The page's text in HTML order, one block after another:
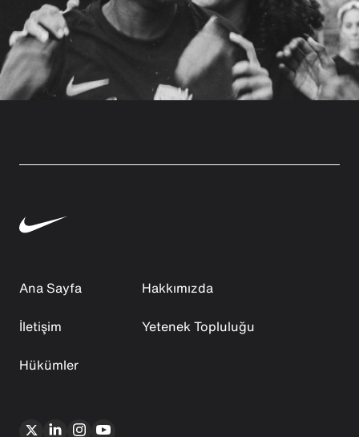
Ana Sayfa
Hakkımızda
İletişim
Yetenek Topluluğu
Hükümler